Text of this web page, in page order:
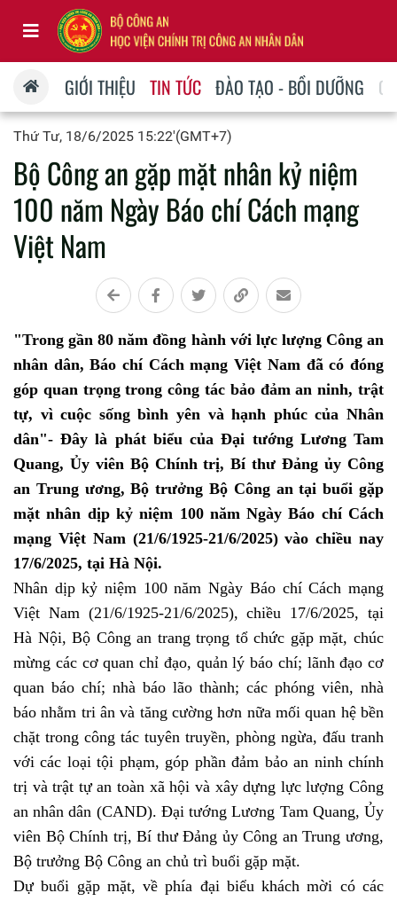
GIỚI THIỆU TIN TỨC ĐÀO TẠO - BỒI DƯỠNG
Thứ Tư, 18/6/2025 15:22'(GMT+7)
Bộ Công an gặp mặt nhân kỷ niệm
100 năm Ngày Báo chí Cách mạng
Việt Nam
"Trong gần 80 năm đồng hành với lực lượng Công an
nhân dân, Báo chí Cách mạng Việt Nam đã có đóng
góp quan trọng trong công tác bảo đảm an ninh, trật
tự, vì cuộc sống bình yên và hạnh phúc của Nhân
dân"- Đây là phát biểu của Đại tướng Lương Tam
Quang, Ủy viên Bộ Chính trị, Bí thư Đảng ủy Công
an Trung ương, Bộ trưởng Bộ Công an tại buổi gặp
mặt nhân dịp kỷ niệm 100 năm Ngày Báo chí Cách
mạng Việt Nam (21/6/1925-21/6/2025) vào chiều nay
17/6/2025, tại Hà Nội.
Nhân dịp kỷ niệm 100 năm Ngày Báo chí Cách mạng
Việt Nam (21/6/1925-21/6/2025), chiều 17/6/2025, tại
Hà Nội, Bộ Công an trang trọng tổ chức gặp mặt, chúc
mừng các cơ quan chỉ đạo, quản lý báo chí; lãnh đạo cơ
quan báo chí; nhà báo lão thành; các phóng viên, nhà
báo nhằm tri ân và tăng cường hơn nữa mối quan hệ bền
chặt trong công tác tuyên truyền, phòng ngừa, đấu tranh
với các loại tội phạm, góp phần đảm bảo an ninh chính
trị và trật tự an toàn xã hội và xây dựng lực lượng Công
an nhân dân (CAND). Đại tướng Lương Tam Quang, Ủy
viên Bộ Chính trị, Bí thư Đảng ủy Công an Trung ương,
Bộ trưởng Bộ Công an chủ trì buổi gặp mặt.
Dự buổi gặp mặt, về phía đại biểu khách mời có các